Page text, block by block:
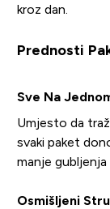
kroz dan.
Prednosti
Sve Na
Umjesto da
svaki paket
manje
Osmišljeni